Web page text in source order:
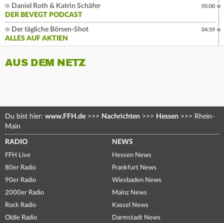
Daniel Roth & Katrin Schäfer
DER BEVEGT PODCAST
05:00
Der tägliche Börsen-Shot
ALLES AUF AKTIEN
04:59
AUS DEM NETZ
Du bist hier: www.FFH.de >>> Nachrichten >>> Hessen >>> Rhein-
Main
RADIO
FFH Live
80er Radio
90er Radio
2000er Radio
Rock Radio
Oldie Radio
NEWS
Hessen News
Frankfurt News
Wiesbaden News
Mainz News
Kassel News
Darmstadt News